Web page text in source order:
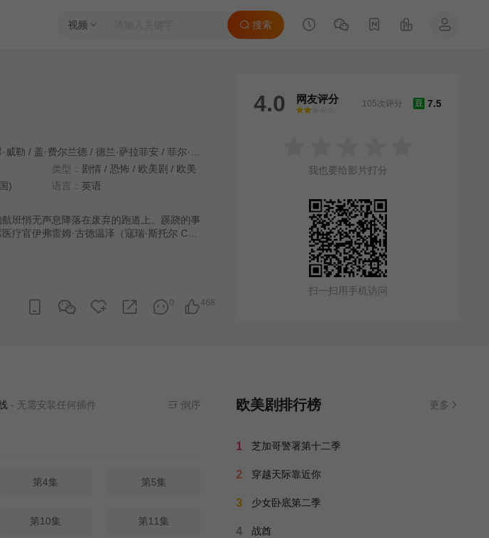
视频 搜索
威勒 / 盖·费尔兰德 / 德兰·萨拉菲安 / 菲尔·亚伯拉罕
类型： 剧情 / 恐怖 / 欧美剧 / 欧美
) 语言： 英语
班悄无声息降落在废弃的跑道上。蹊跷的事
疗官伊弗雷姆·古德温泽（寇瑞·斯托尔 Cor
468
0
4.0 网友评分
很差
较差还行推荐力荐
豆 7.5
105次评分
我也要给影片打分
扫一扫用手机访问
需安装任何插件 倒序
第4集 第5集
第10集 第11集
欧美剧排行榜 更多
1 芝加哥警署第十二季
2 穿越天际靠近你
3 少女卧底第二季
4 战酋